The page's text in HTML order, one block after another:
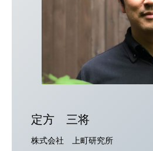
定⽅ 三将
株式会社 上町研究所